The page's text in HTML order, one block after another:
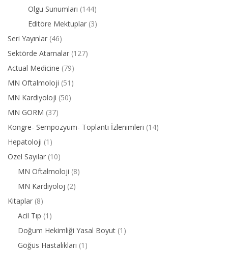
Olgu Sunumları (144)
Editöre Mektuplar (3)
Seri Yayınlar (46)
Sektörde Atamalar (127)
Actual Medicine (79)
MN Oftalmoloji (51)
MN Kardiyoloji (50)
MN GORM (37)
Kongre- Sempozyum- Toplantı İzlenimleri (14)
Hepatoloji (1)
Özel Sayılar (10)
MN Oftalmoloji (8)
MN Kardiyoloj (2)
Kitaplar (8)
Acil Tıp (1)
Doğum Hekimliği Yasal Boyut (1)
Göğüs Hastalıkları (1)